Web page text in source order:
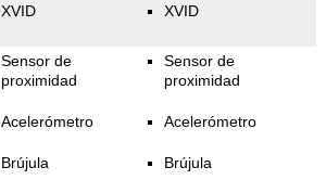
XVID XVID
Sensor de
proximidad
Acelerómetro
Brújula
Sensor de
proximidad
Acelerómetro
Brújula